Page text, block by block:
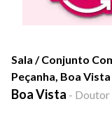
Sala / Conjunto
Peçanha, Boa
Boa Vista - Doutor